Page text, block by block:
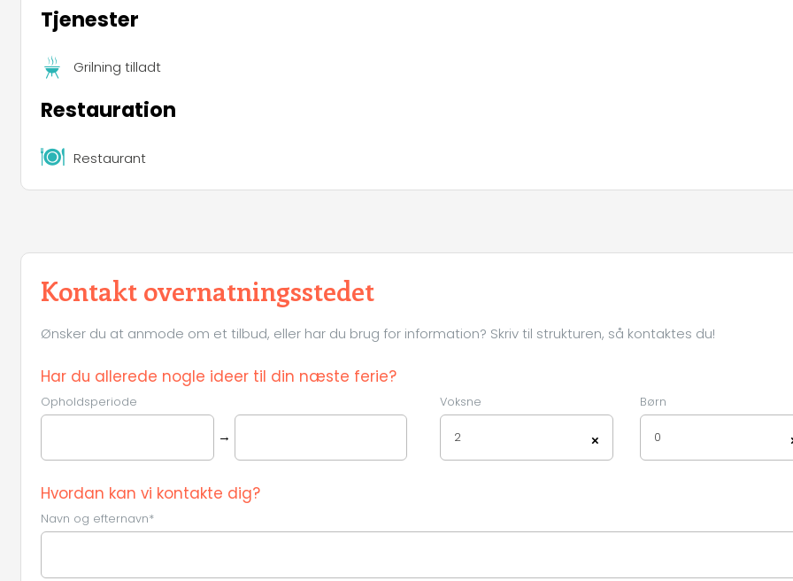
Tjenester
Grilning tilladt
Restauration
Restaurant
Kontakt overnatningsstedet
Ønsker du at anmode om et tilbud, eller har du brug for information? Skriv til strukturen, så kontaktes du!
Har du allerede nogle ideer til din næste ferie?
Opholdsperiode
→
Voksne
×
2
Børn
0
Hvordan kan vi kontakte dig?
Navn og efternavn*